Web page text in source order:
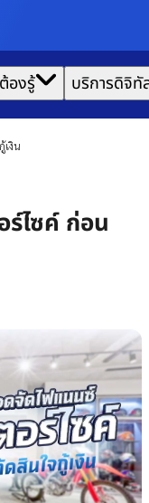
องรู้ บริการดิจิทั
งิน
ไซค์ ก่อน
ณ์การใช้งานเว็บไซต์ที่ดีที่สุดให้
กกี้ทั้งหมด